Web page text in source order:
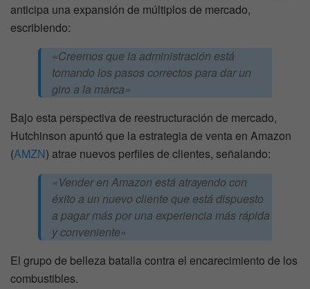
anticipa una expansión de múltiplos de mercado,
escribiendo:
«Creemos que la administración está
tomando los pasos correctos para dar un
giro a la marca»
Bajo esta perspectiva de reestructuración de mercado,
Hutchinson apuntó que la estrategia de venta en Amazon
(AMZN) atrae nuevos perfiles de clientes, señalando:
«Vender en Amazon está atrayendo con
éxito a un nuevo cliente que está dispuesto
a pagar más por una experiencia más rápida
y conveniente»
El grupo de belleza batalla contra el encarecimiento de los
combustibles.